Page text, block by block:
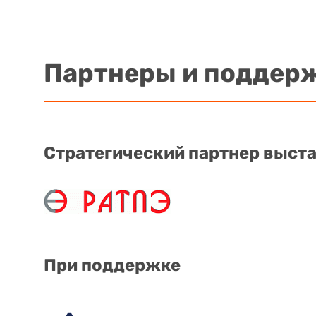
Партнеры и
Стратегический партнер
При поддержке